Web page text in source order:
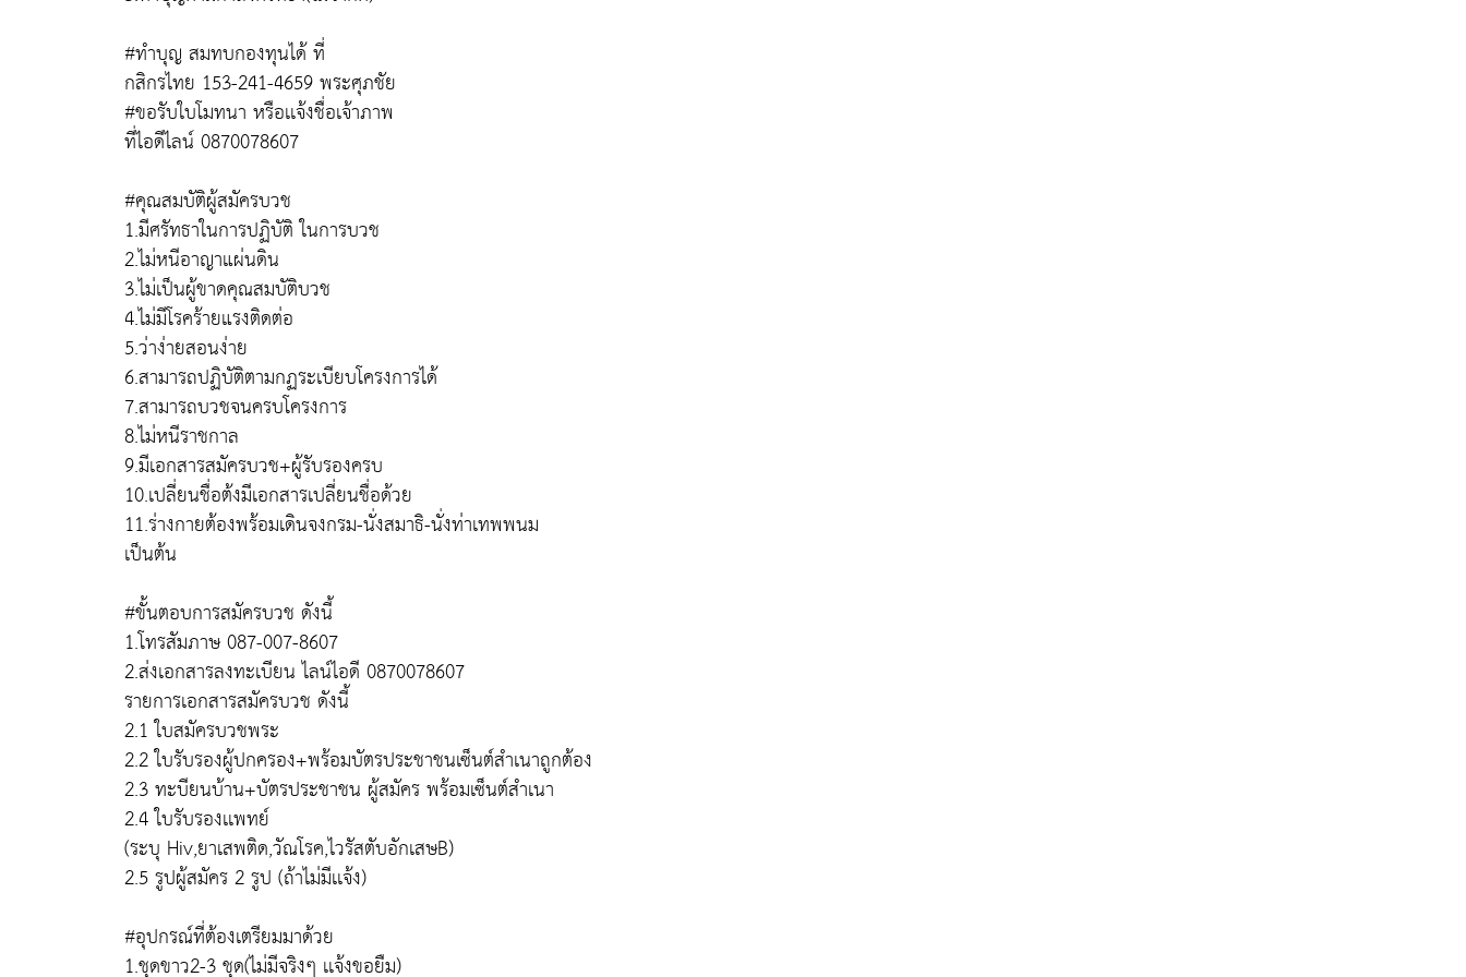
#ทำบุญ สมทบกองทุนได้ ที่
กสิกรไทย 153-241-4659 พระศุภชัย
#ขอรับใบโมทนา หรือเเจ้งชื่อเจ้าภาพ
ที่ไอดีไลน์ 0870078607
#คุณสมบัติผู้สมัครบวช
1.มีศรัทธาในการปฏิบัติ ในการบวช
2.ไม่หนีอาญาแผ่นดิน
3.ไม่เป็นผู้ขาดคุณสมบัติบวช
4.ไม่มีโรคร้ายแรงติดต่อ
5.ว่าง่ายสอนง่าย
6.สามารถปฏิบัติตามกฏระเบียบโครงการได้
7.สามารถบวชจนครบโครงการ
8.ไม่หนีราชกาล
9.มีเอกสารสมัครบวช+ผู้รับรองครบ
10.เปลี่ยนชื่อต้งมีเอกสารเปลี่ยนชื่อด้วย
11.ร่างกายต้องพร้อมเดินจงกรม-นั่งสมาธิ-นั่งท่าเทพพนม
เป็นต้น
#ขั้นตอบการสมัครบวช ดังนี้
1.โทรสัมภาษ 087-007-8607
2.ส่งเอกสารลงทะเบียน ไลน์ไอดี 0870078607
รายการเอกสารสมัครบวช ดังนี้
2.1 ใบสมัครบวชพระ
2.2 ใบรับรองผู้ปกครอง+พร้อมบัตรประชาชนเซ็นต์สำเนาถูกต้อง
2.3 ทะบียนบ้าน+บัตรประชาชน ผู้สมัคร พร้อมเซ็นต์สำเนา
2.4 ใบรับรองเเพทย์
(ระบุ Hiv,ยาเสพติด,วัณโรค,ไวรัสตับอักเสษB)
2.5 รูปผู้สมัคร 2 รูป (ถ้าไม่มีเเจ้ง)
#อุปกรณ์ที่ต้องเตรียมมาด้วย
1.ชุดขาว2-3 ชุด(ไม่มีจริงๆ เเจ้งขอยืม)